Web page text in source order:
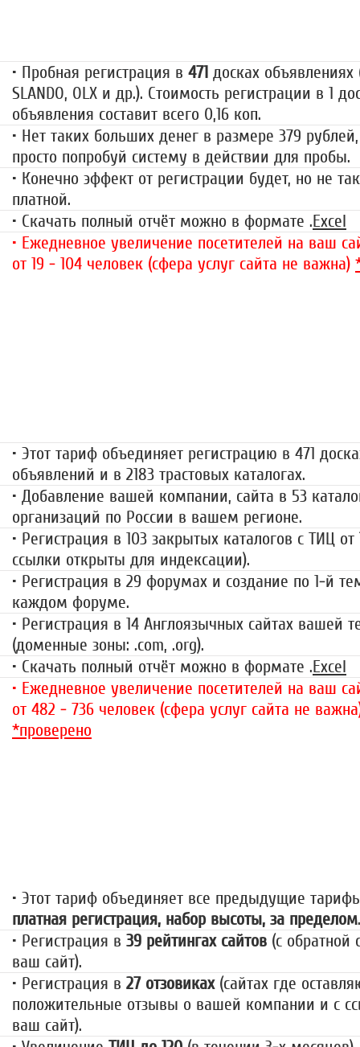
• Пробная регистрация в 471 досках объявлениях
SLANDO, OLX и др.). Стоимость регистрации в 1
объявления составит всего 0,16 коп.
• Нет таких больших денег в размере 379
просто попробуй систему в действии для пробы.
• Конечно эффект от регистрации будет, но не
платной.
• Скачать полный отчёт можно в формате .Excel
• Ежедневное увеличение посетителей на ваш
от 19 - 104 человек (сфера услуг сайта не важна)
• Этот тариф объединяет регистрацию в 471
объявлений и в 2183 трастовых каталогах.
• Добавление вашей компании, сайта в 53
организаций по России в вашем регионе.
• Регистрация в 103 закрытых каталогов с ТИЦ от
ссылки открыты для индексации).
• Регистрация в 29 форумах и создание по 1-й
каждом форуме.
• Регистрация в 14 Англоязычных сайтах вашей
(доменные зоны: .com, .org).
• Скачать полный отчёт можно в формате .Excel
• Ежедневное увеличение посетителей на ваш
от 482 - 736 человек (сфера услуг сайта не
*проверено
• Этот тариф объединяет все предыдущие
платная регистрация, набор высоты, за пределом.
• Регистрация в 39 рейтингах сайтов (с обратной
ваш сайт).
• Регистрация в 27 отзовиках(сайтах где
положительные отзывы о вашей компании и с
ваш сайт).